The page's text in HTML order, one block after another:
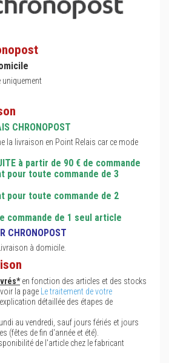
uniquement
CHRONOPOST
la livraison en Point Relais car ce mode
à partir de 90 € de commande
pour toute commande de 3
pour toute commande de 2
commande de 1 seul article
CHRONOPOST
à domicile.
en fonction des articles et des stocks
la page
Le traitement de votre
détaillée des étapes de
au vendredi, sauf jours fériés et jours
(fêtes de fin d'année et été).
de l'article chez le fabricant